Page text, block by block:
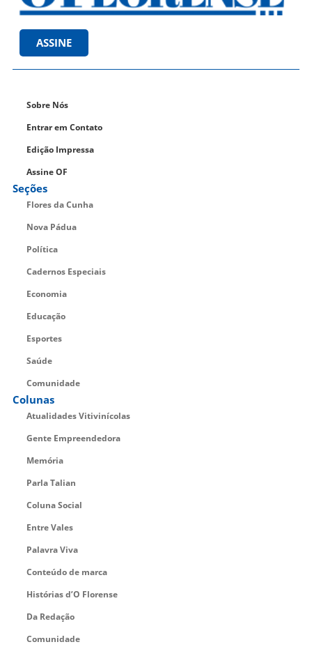
ASSINE
Sobre Nós
Entrar em Contato
Edição Impressa
Assine OF
Seções
Flores da Cunha
Nova Pádua
Política
Cadernos Especiais
Economia
Educação
Esportes
Saúde
Comunidade
Colunas
Atualidades Vitivinícolas
Gente Empreendedora
Memória
Parla Talian
Coluna Social
Entre Vales
Palavra Viva
Conteúdo de marca
Histórias d’O Florense
Da Redação
Comunidade